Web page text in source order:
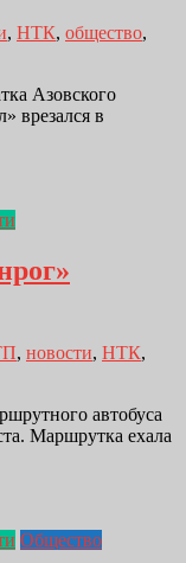
, НТК, общество,
Азовского
врезался в
, новости, НТК,
автобуса
Маршрутка ехала
Общество